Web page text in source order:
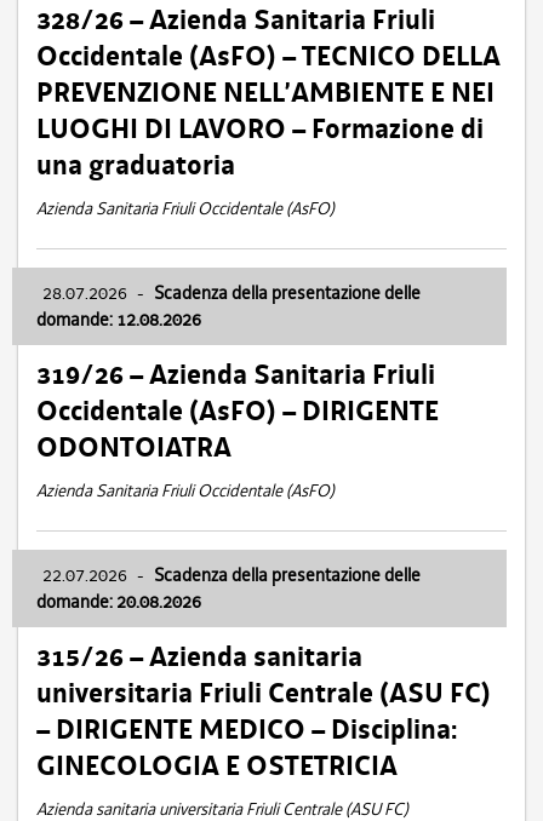
328/26 – Azienda Sanitaria Friuli
Occidentale (AsFO) – TECNICO DELLA
PREVENZIONE NELL’AMBIENTE E NEI
LUOGHI DI LAVORO – Formazione di
una graduatoria
Azienda Sanitaria Friuli Occidentale (AsFO)
28.07.2026 - Scadenza della presentazione delle
domande: 12.08.2026
319/26 – Azienda Sanitaria Friuli
Occidentale (AsFO) – DIRIGENTE
ODONTOIATRA
Azienda Sanitaria Friuli Occidentale (AsFO)
22.07.2026 - Scadenza della presentazione delle
domande: 20.08.2026
315/26 – Azienda sanitaria
universitaria Friuli Centrale (ASU FC)
– DIRIGENTE MEDICO – Disciplina:
GINECOLOGIA E OSTETRICIA
Azienda sanitaria universitaria Friuli Centrale (ASU FC)